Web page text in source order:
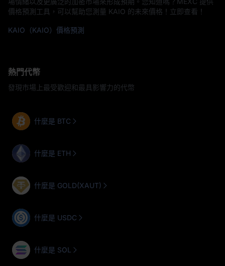
價格預測工具，可以幫助您測量 KAIO 的未來價格！立即查看！
KAIO（KAIO）價格預測
熱門代幣
發現市場上最受歡迎和最具影響力的代幣
什麼是 BTC
什麼是 ETH
什麼是 GOLD(XAUT)
什麼是 USDC
什麼是 SOL